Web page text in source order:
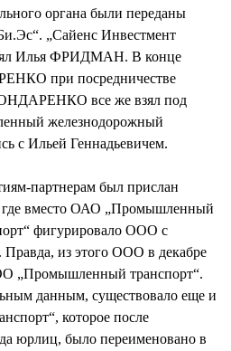
органа были переданы
„Сайенс Инвестмент
Илья ФРИДМАН. В конце
при посредничестве
все же взял под
железнодорожный
с Ильей Геннадьевичем.
партнерам был прислан
где вместо ОАО „Промышленный
фигурировало ООО с
из этого ООО в декабре
„Промышленный транспорт“.
данным, существовало еще и
которое после
юрлиц, было переименовано в